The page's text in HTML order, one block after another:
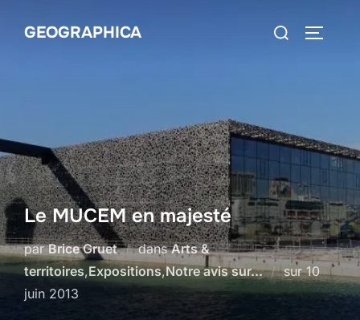
GEOGRAPHICA Rechercher :
Le MUCEM en majesté
parBrice Gruet dansArts &
territoires,Expositions,Notre avis sur... surPublié
le
10
juin 2013